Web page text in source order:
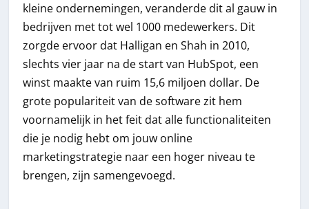
kleine ondernemingen, veranderde dit al gauw in
bedrijven met tot wel 1000 medewerkers. Dit
zorgde ervoor dat Halligan en Shah in 2010,
slechts vier jaar na de start van HubSpot, een
winst maakte van ruim 15,6 miljoen dollar. De
grote populariteit van de software zit hem
voornamelijk in het feit dat alle functionaliteiten
die je nodig hebt om jouw online
marketingstrategie naar een hoger niveau te
brengen, zijn samengevoegd.